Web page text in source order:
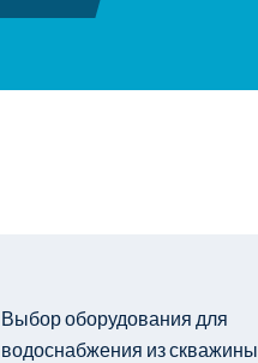
Выбор оборудования для
водоснабжения из скважины